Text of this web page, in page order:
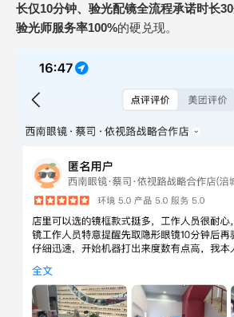
长仅10分钟、验光配镜全流程承诺时长
验光师服务率100%的硬兑现。